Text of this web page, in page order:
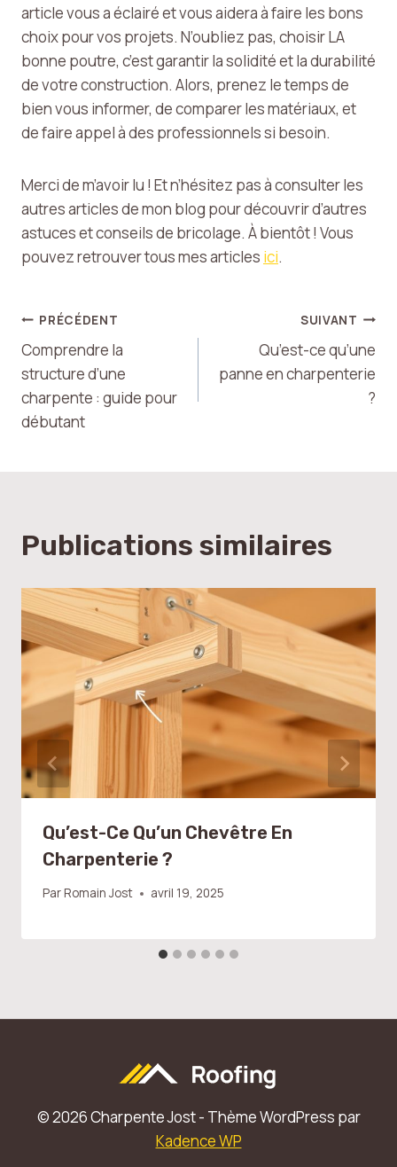
article vous a éclairé et vous aidera à faire les bons
choix pour vos projets. N’oubliez pas, choisir LA
bonne poutre, c’est garantir la solidité et la durabilité
de votre construction. Alors, prenez le temps de
bien vous informer, de comparer les matériaux, et
de faire appel à des professionnels si besoin.
Merci de m’avoir lu ! Et n’hésitez pas à consulter les
autres articles de mon blog pour découvrir d’autres
astuces et conseils de bricolage. À bientôt ! Vous
pouvez retrouver tous mes articles ici.
Navigation
de
l’article
PRÉCÉDENT
Comprendre la
structure d’une
charpente : guide pour
débutant
SUIVANT
Qu’est-ce qu’une
panne en charpenterie
?
Publications similaires
Qu’est-Ce Qu’un Chevêtre En
Charpenterie ?
Par Romain Jost avril 19, 2025
© 2026 Charpente Jost - Thème WordPress par
Kadence WP